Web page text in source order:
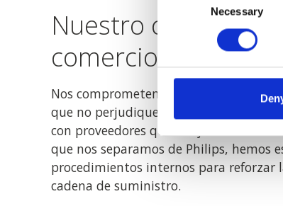
Necessary
Nuestro
comercio ético
Nos comprometemos a adquirir bienes
que no perjudique a los demás, y nos
con proveedores que se ajusten a
que nos separamos de Philips, hemos
procedimientos internos para reforzar
cadena de suministro.